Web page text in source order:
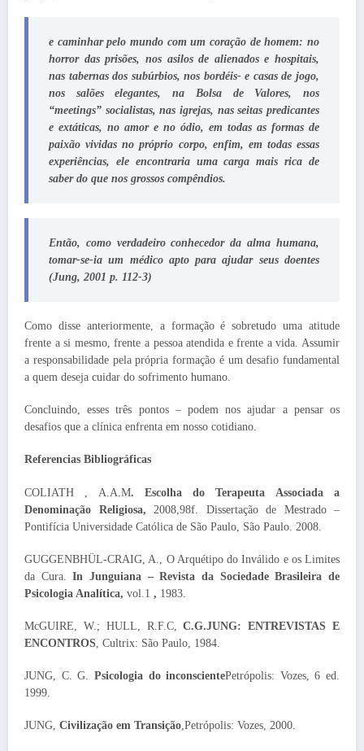
e caminhar pelo mundo com um coração de homem: no
horror das prisões, nos asilos de alienados e hospitais,
nas tabernas dos subúrbios, nos bordéis- e casas de jogo,
nos salões elegantes, na Bolsa de Valores, nos
“meetings” socialistas, nas igrejas, nas seitas predicantes
e extáticas, no amor e no ódio, em todas as formas de
paixão vividas no pró­prio corpo, enfim, em todas essas
experiências, ele encontraria uma carga mais rica de
saber do que nos grossos compêndios.
Então, como verdadeiro conhecedor da alma humana,
tomar-se-ia um médico apto para ajudar seus doentes
(Jung, 2001 p. 112-3)
Como disse anteriormente, a formação é sobretudo uma atitude
frente a si mesmo, frente a pessoa atendida e frente a vida. Assumir
a responsabilidade pela própria formação é um desafio fundamental
a quem deseja cuidar do sofrimento humano.
Concluindo, esses três pontos – podem nos ajudar a pensar os
desafios que a clínica enfrenta em nosso cotidiano.
Referencias Bibliográficas
COLIATH , A.A.M. Escolha do Terapeuta Associada a
Denominação Religiosa, 2008,98f. Dissertação de Mestrado –
Pontifícia Universidade Católica de São Paulo, São Paulo. 2008.
GUGGENBHÜL-CRAIG, A., O Arquétipo do Inválido e os Limites
da Cura.In
Junguiana – Revista da Sociedade Brasileira de
Psicologia Analítica, vol.1 , 1983.
McGUIRE, W.; HULL, R.F.C,C.G.JUNG: ENTREVISTAS E
ENCONTROS, Cultrix: São Paulo, 1984.
JUNG, C. G. Psicologia do inconscientePetrópolis: Vozes, 6 ed.
1999.
JUNG, Civilização em Transição,Petrópolis: Vozes, 2000.